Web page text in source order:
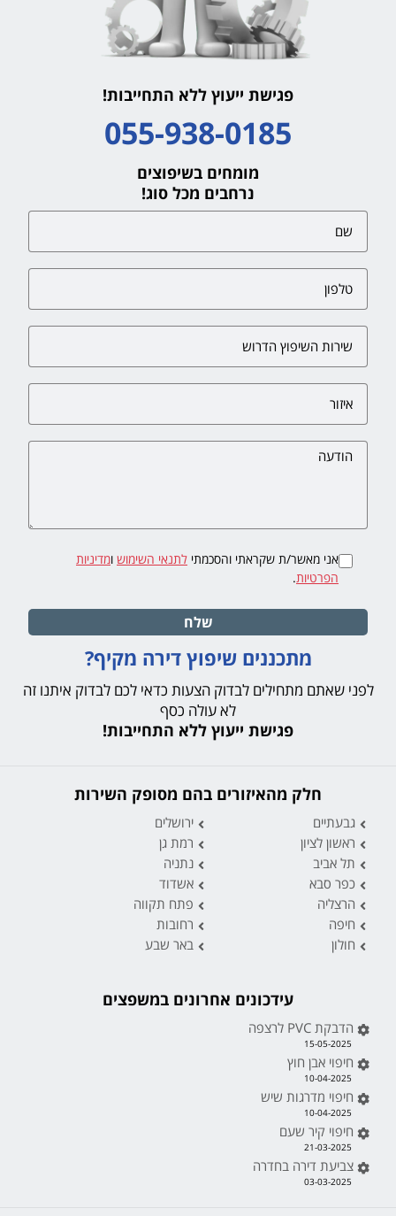
פגישת ייעוץ ללא התחייבות!
055-938-0185
מומחים בשיפוצים
נרחבים מכל סוג!
אני מאשר/ת שקראתי והסכמתי לתנאי השימוש ומדיניות
הפרטיות.
שלח
מתכננים שיפוץ דירה מקיף?
לפני שאתם מתחילים לבדוק הצעות כדאי לכם לבדוק איתנו זה
לא עולה כסף
פגישת ייעוץ ללא התחייבות!
חלק מהאיזורים בהם מסופק השירות
גבעתיים
ירושלים
ראשון לציון
רמת גן
תל אביב
נתניה
כפר סבא
אשדוד
הרצליה
פתח תקווה
חיפה
רחובות
חולון
באר שבע
עידכונים אחרונים במשפצים
הדבקת PVC לרצפה
15-05-2025
חיפוי אבן חוץ
10-04-2025
חיפוי מדרגות שיש
10-04-2025
חיפוי קיר שעם
21-03-2025
צביעת דירה בחדרה
03-03-2025